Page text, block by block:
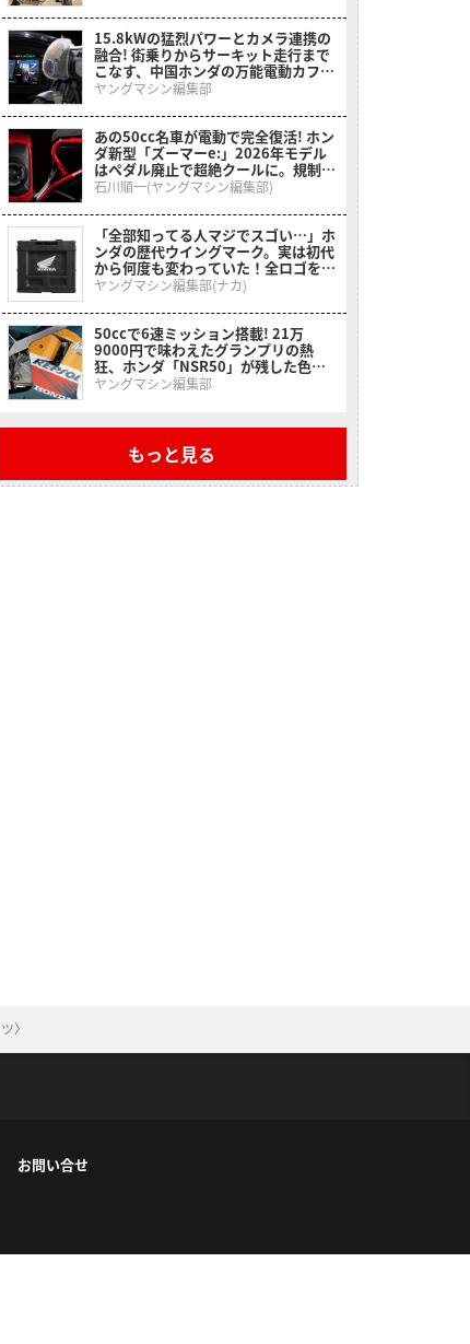
15.8kWの猛烈パワーとカメラ連携の
融合! 街乗りからサーキット走行まで
こなす、中国ホンダの万能電動カフェ
レーサーが2026年モデルにアップデ
ヤングマシン編集部
あの50cc名車が電動で完全復活! ホン
ダ新型「ズーマーe:」2026年モデル
はペダル廃止で超絶クールに。規制緩
和で本来の姿へ【海外】
石川順一(ヤングマシン編集部)
「全部知ってる人マジでスゴい…」ホ
ンダの歴代ウイングマーク。実は初代
から何度も変わっていた！全ロゴをプ
リントした［折りたたみコンテナボッ
クス ホンダウィングヒストリー］
ヤングマシン編集部(ナカ)
50ccで6速ミッション搭載! 21万
9000円で味わえたグランプリの熱
狂、ホンダ「NSR50」が残した色褪
せない走り【昭和名車原付一種】
ヤングマシン編集部
もっと見る
〉
お問い合せ